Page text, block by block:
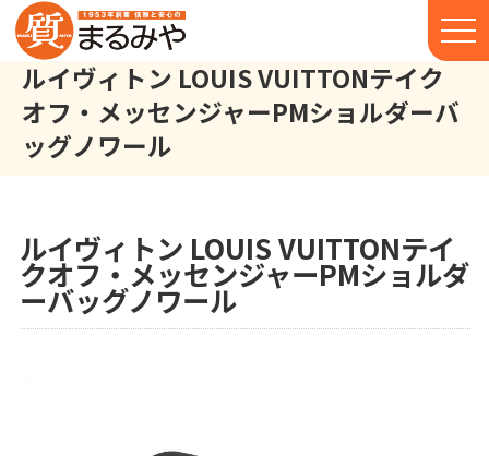
ルイヴィトン LOUIS VUITTONテイク
オフ・メッセンジャーPMショルダーバ
ッグノワール
ルイヴィトン LOUIS VUITTONテイ
クオフ・メッセンジャーPMショルダ
ーバッグノワール